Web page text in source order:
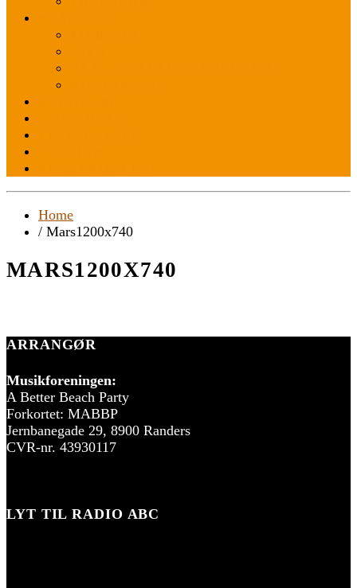
Home
/ Mars1200x740
MARS1200X740
ARRANGØR
Musikforeningen:
A Better Beach Party
Forkortet: MABBP
Jernbanegade 29, 8900 Randers
CVR-nr. 43930117
LYT TIL RADIO ABC